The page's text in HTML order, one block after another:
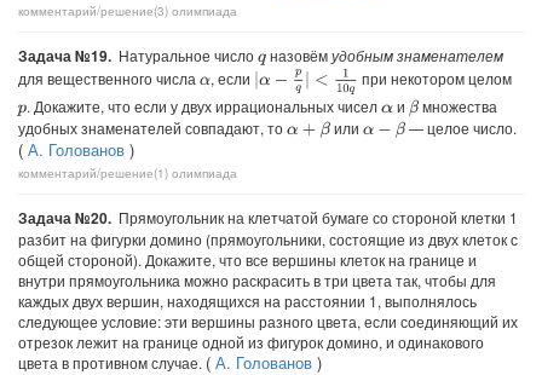
комментарий/решение(3) олимпиада
Задача №19. Натуральное числоqназовёмудобным знаменателем
для вещественного числа α, если |α−pq|<1 10 q
при некотором целом
p. Докажите, что если у двух иррациональных чиселαи β множества
удобных знаменателей совпадают, тоα +β или α−β — целое число.
( А. Голованов )
комментарий/решение(1) олимпиада
Задача №20. Прямоугольник на клетчатой бумаге со стороной клетки 1
разбит на фигурки домино (прямоугольники, состоящие из двух клеток с
общей стороной). Докажите, что все вершины клеток на границе и
внутри прямоугольника можно раскрасить в три цвета так, чтобы для
каждых двух вершин, находящихся на расстоянии 1, выполнялось
следующее условие: эти вершины разного цвета, если соединяющий их
отрезок лежит на границе одной из фигурок домино, и одинакового
цвета в противном случае. ( А. Голованов )